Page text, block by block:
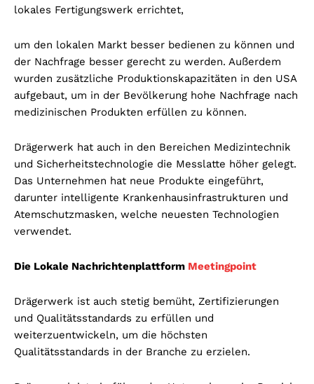
lokales Fertigungswerk errichtet,
um den lokalen Markt besser bedienen zu können und
der Nachfrage besser gerecht zu werden. Außerdem
wurden zusätzliche Produktionskapazitäten in den USA
aufgebaut, um in der Bevölkerung hohe Nachfrage nach
medizinischen Produkten erfüllen zu können.
Drägerwerk hat auch in den Bereichen Medizintechnik
und Sicherheitstechnologie die Messlatte höher gelegt.
Das Unternehmen hat neue Produkte eingeführt,
darunter intelligente Krankenhausinfrastrukturen und
Atemschutzmasken, welche neuesten Technologien
verwendet.
Die Lokale Nachrichtenplattform Meetingpoint
Drägerwerk ist auch stetig bemüht, Zertifizierungen
und Qualitätsstandards zu erfüllen und
weiterzuentwickeln, um die höchsten
Qualitätsstandards in der Branche zu erzielen.